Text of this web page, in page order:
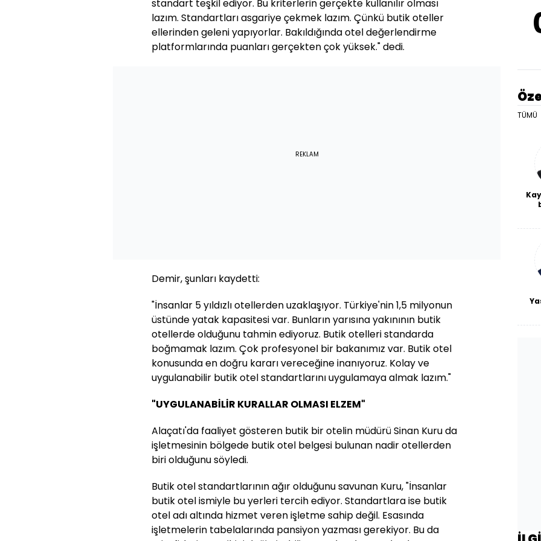
standart teşkil ediyor. Bu kriterlerin gerçekte kullanılır olması
lazım. Standartları asgariye çekmek lazım. Çünkü butik oteller
ellerinden geleni yapıyorlar. Bakıldığında otel değerlendirme
platformlarında puanları gerçekten çok yüksek." dedi.
REKLAM
Demir, şunları kaydetti:
"İnsanlar 5 yıldızlı otellerden uzaklaşıyor. Türkiye'nin 1,5 milyonun
üstünde yatak kapasitesi var. Bunların yarısına yakınının butik
otellerde olduğunu tahmin ediyoruz. Butik otelleri standarda
boğmamak lazım. Çok profesyonel bir bakanımız var. Butik otel
konusunda en doğru kararı vereceğine inanıyoruz. Kolay ve
uygulanabilir butik otel standartlarını uygulamaya almak lazım."
"UYGULANABİLİR KURALLAR OLMASI ELZEM"
Alaçatı'da faaliyet gösteren butik bir otelin müdürü Sinan Kuru da
işletmesinin bölgede butik otel belgesi bulunan nadir otellerden
biri olduğunu söyledi.
Butik otel standartlarının ağır olduğunu savunan Kuru, "İnsanlar
butik otel ismiyle bu yerleri tercih ediyor. Standartlara ise butik
otel adı altında hizmet veren işletme sahip değil. Esasında
işletmelerin tabelalarında pansiyon yazması gerekiyor. Bu da
TÜMÜ